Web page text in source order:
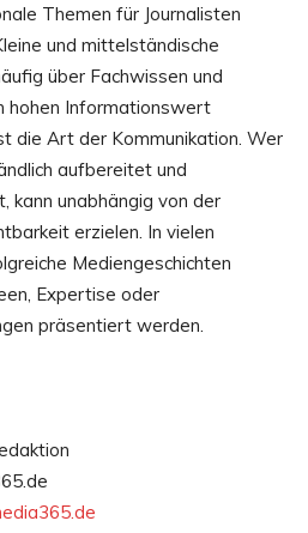
Themen für Journalisten
und mittelständische
über Fachwissen und
hohen Informationswert
die Art der Kommunikation. Wer
aufbereitet und
kann unabhängig von der
erzielen. In vielen
Mediengeschichten
Expertise oder
präsentiert werden.